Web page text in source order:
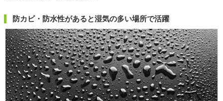
防カビ・防水性があると湿気の多い場所で活躍